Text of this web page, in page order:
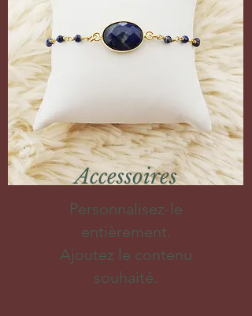
Accessoires
Personnalisez-le
entièrement.
Ajoutez le contenu
souhaité.